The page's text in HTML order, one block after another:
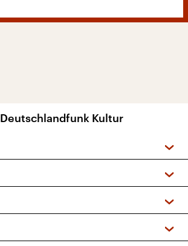
Kultur
und Podcasts
Kinderprogramm
(UKW + DAB+)